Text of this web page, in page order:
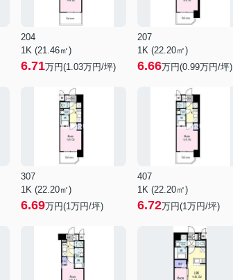
204
1K (21.46㎡)
6.71万円(1.03万円/坪)
207
1K (22.20㎡)
6.66万円(0.99万円/坪)
307
1K (22.20㎡)
6.69万円(1万円/坪)
407
1K (22.20㎡)
6.72万円(1万円/坪)